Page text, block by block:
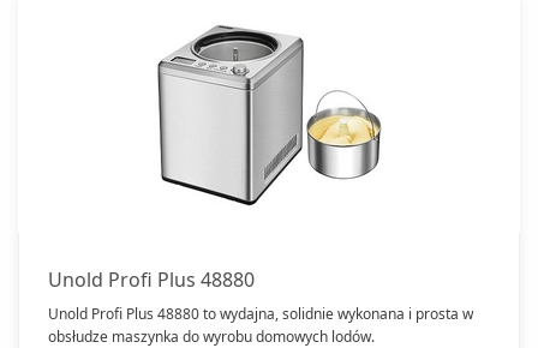
Unold Profi Plus 48880
Unold Profi Plus 48880 to wydajna, solidnie wykonana i prosta w
obsłudze maszynka do wyrobu domowych lodów.